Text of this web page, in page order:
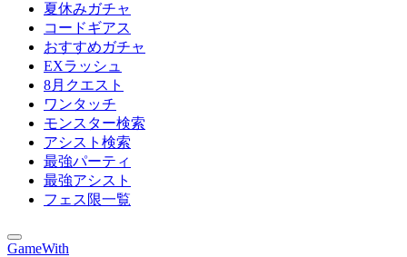
夏休みガチャ
コードギアス
おすすめガチャ
EXラッシュ
8月クエスト
ワンタッチ
モンスター検索
アシスト検索
最強パーティ
最強アシスト
フェス限一覧
GameWith